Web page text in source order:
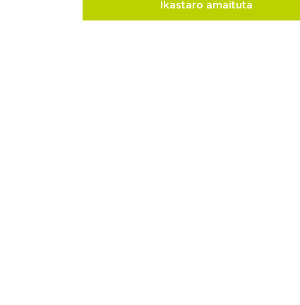
Ikastaro amaituta